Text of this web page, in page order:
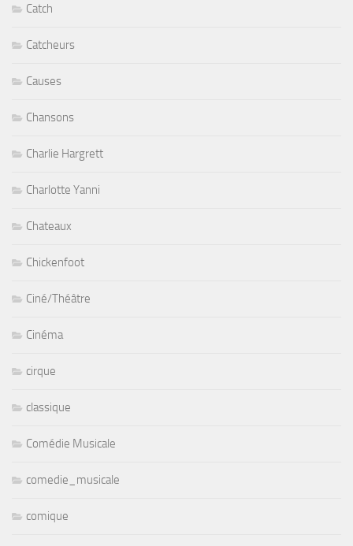
Catch
Catcheurs
Causes
Chansons
Charlie Hargrett
Charlotte Yanni
Chateaux
Chickenfoot
Ciné/Théâtre
Cinéma
cirque
classique
Comédie Musicale
comedie_musicale
comique